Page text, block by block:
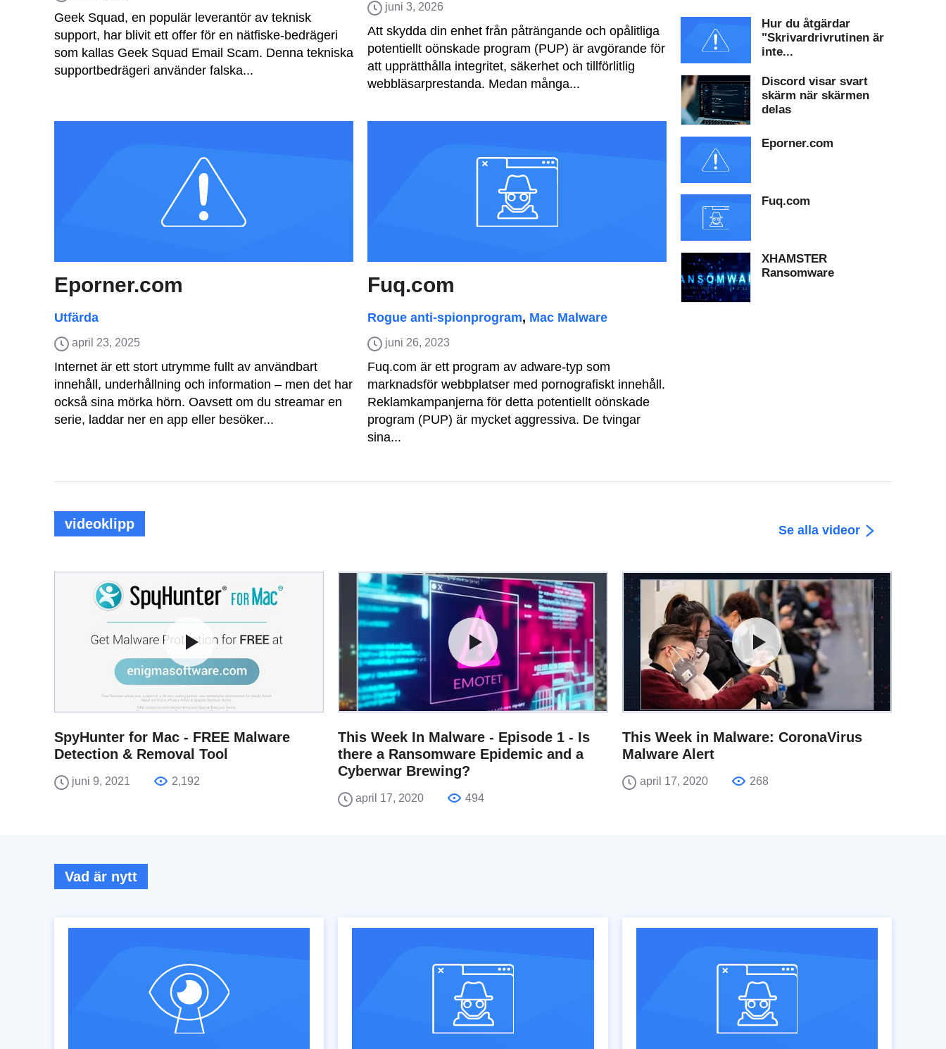
Geek Squad, en populär leverantör av teknisk
support, har blivit ett offer för en nätfiske-bedrägeri
som kallas Geek Squad Email Scam. Denna tekniska
supportbedrägeri använder falska...
juni 3, 2026
Att skydda din enhet från påträngande och opålitliga
potentiellt oönskade program (PUP) är avgörande för
att upprätthålla integritet, säkerhet och tillförlitlig
webbläsarprestanda. Medan många...
Eporner.com
Utfärda
april 23, 2025
Internet är ett stort utrymme fullt av användbart
innehåll, underhållning och information – men det har
också sina mörka hörn. Oavsett om du streamar en
serie, laddar ner en app eller besöker...
Fuq.com
Rogue anti-spionprogram, Mac Malware
juni 26, 2023
Fuq.com är ett program av adware-typ som
marknadsför webbplatser med pornografiskt innehåll.
Reklamkampanjerna för detta potentiellt oönskade
program (PUP) är mycket aggressiva. De tvingar
sina...
Hur du åtgärdar
"Skrivardrivrutinen är
inte...
Discord visar svart
skärm när skärmen
delas
Eporner.com
Fuq.com
XHAMSTER
Ransomware
videoklipp Se alla videor
SpyHunter for Mac - FREE Malware
Detection & Removal Tool
juni 9, 2021 2,192
This Week In Malware - Episode 1 - Is
there a Ransomware Epidemic and a
Cyberwar Brewing?
april 17, 2020 494
This Week in Malware: CoronaVirus
Malware Alert
april 17, 2020 268
Vad är nytt